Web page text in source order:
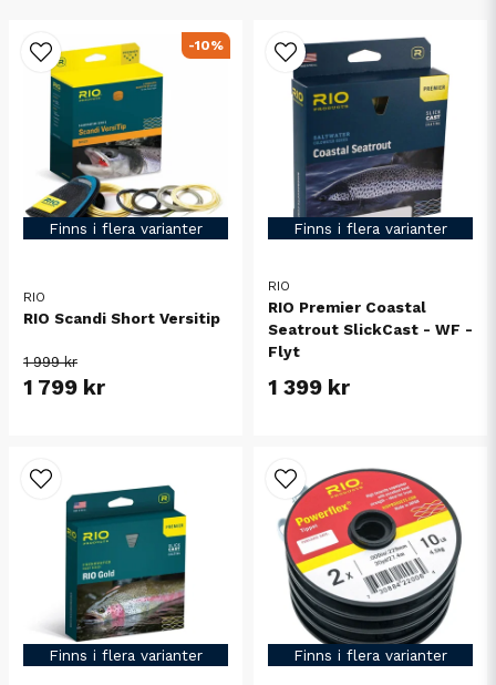
Finns i flera varianter
RIO
RIO Scandi Short Versitip
1 999 kr
1 799 kr
-10%
Finns i flera varianter
RIO
RIO Premier Coastal
Seatrout SlickCast - WF -
Flyt
1 399 kr
Finns i flera varianter Finns i flera varianter